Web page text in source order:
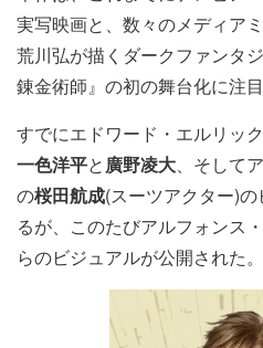
実写映画と、数々のメディア
荒川弘が描くダークファンタ
錬金術師』の初の舞台化に注
すでにエドワード・エルリッ
一色洋平と廣野凌大、そして
の桜田航成(スーツアクター)
るが、このたびアルフォンス
らのビジュアルが公開された。